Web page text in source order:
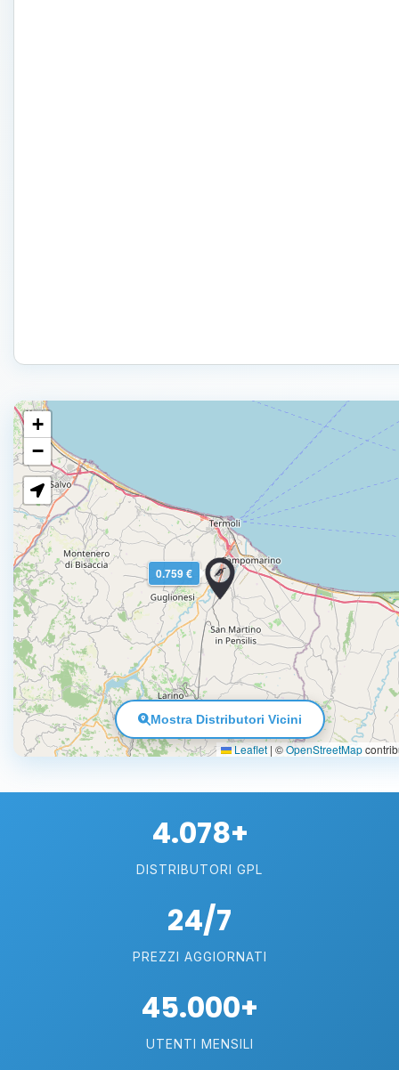
0.759 €
+
−
Leaflet | ©OpenStreetMap
Mostra Distributori Vicini
4.078+
DISTRIBUTORI GPL
24/7
PREZZI AGGIORNATI
45.000+
UTENTI MENSILI